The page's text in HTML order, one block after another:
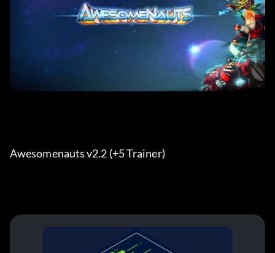
Awesomenauts v2.2 (+5 Trainer)